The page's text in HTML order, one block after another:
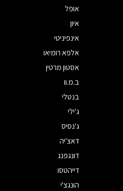
אופל
איון
אינפיניטי
אלפא רומיאו
אסטון מרטין
ב.מ.וו
בנטלי
ג'ילי
ג'נסיס
דאצ'יה
דונגפנג
דייהטסו
הונגצ'י